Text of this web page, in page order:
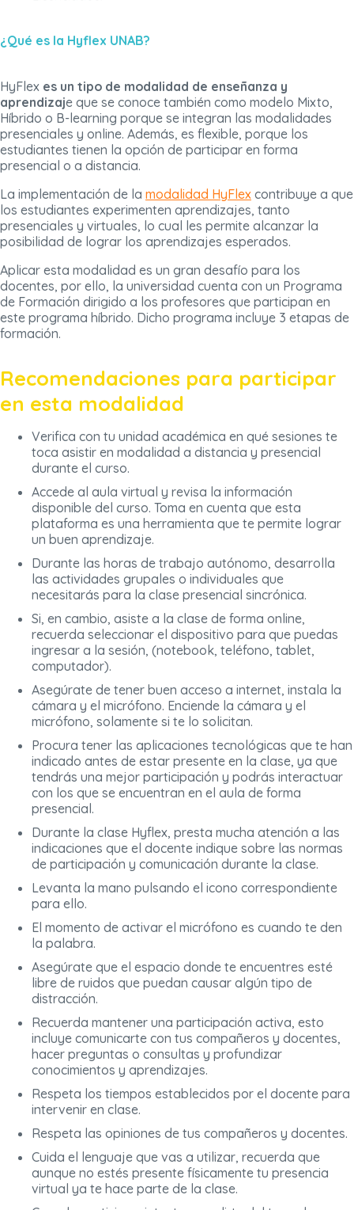
¿Qué es la Hyflex UNAB?
HyFlex es un tipo de modalidad de enseñanza y
aprendizaje que se conoce también como modelo Mixto,
Híbrido o B-learning porque se integran las modalidades
presenciales y online. Además, es flexible, porque los
estudiantes tienen la opción de participar en forma
presencial o a distancia.
La implementación de la modalidad HyFlex contribuye a que
los estudiantes experimenten aprendizajes, tanto
presenciales y virtuales, lo cual les permite alcanzar la
posibilidad de lograr los aprendizajes esperados.
Aplicar esta modalidad es un gran desafío para los
docentes, por ello, la universidad cuenta con un Programa
de Formación dirigido a los profesores que participan en
este programa híbrido. Dicho programa incluye 3 etapas de
formación.
Recomendaciones para participar
en esta modalidad
Verifica con tu unidad académica en qué sesiones te
toca asistir en modalidad a distancia y presencial
durante el curso.
Accede al aula virtual y revisa la información
disponible del curso. Toma en cuenta que esta
plataforma es una herramienta que te permite lograr
un buen aprendizaje.
Durante las horas de trabajo autónomo, desarrolla
las actividades grupales o individuales que
necesitarás para la clase presencial sincrónica.
Si, en cambio, asiste a la clase de forma online,
recuerda seleccionar el dispositivo para que puedas
ingresar a la sesión, (notebook, teléfono, tablet,
computador).
Asegúrate de tener buen acceso a internet, instala la
cámara y el micrófono. Enciende la cámara y el
micrófono, solamente si te lo solicitan.
Procura tener las aplicaciones tecnológicas que te han
indicado antes de estar presente en la clase, ya que
tendrás una mejor participación y podrás interactuar
con los que se encuentran en el aula de forma
presencial.
Durante la clase Hyflex, presta mucha atención a las
indicaciones que el docente indique sobre las normas
de participación y comunicación durante la clase.
Levanta la mano pulsando el icono correspondiente
para ello.
El momento de activar el micrófono es cuando te den
la palabra.
Asegúrate que el espacio donde te encuentres esté
libre de ruidos que puedan causar algún tipo de
distracción.
Recuerda mantener una participación activa, esto
incluye comunicarte con tus compañeros y docentes,
hacer preguntas o consultas y profundizar
conocimientos y aprendizajes.
Respeta los tiempos establecidos por el docente para
intervenir en clase.
Respeta las opiniones de tus compañeros y docentes.
Cuida el lenguaje que vas a utilizar, recuerda que
aunque no estés presente físicamente tu presencia
virtual ya te hace parte de la clase.